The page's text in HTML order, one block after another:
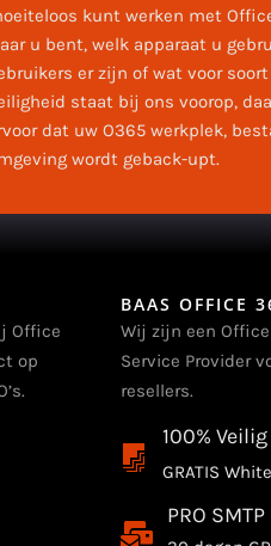
kunt werken met
u bent, welk apparaat u
er zijn of wat voor
staat bij ons voorop,
dat uw O365 werkplek,
wordt geback-upt.
Office
op
BAAS OFFICE
Wij zijn een
Service Provider
resellers.
100%
GRATIS
PRO